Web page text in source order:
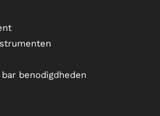
benodigdheden